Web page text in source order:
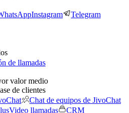
Instagram Telegram
de llamadas
valor medio
de clientes
Chat de equipos de JivoChat
Video llamadas
CRM